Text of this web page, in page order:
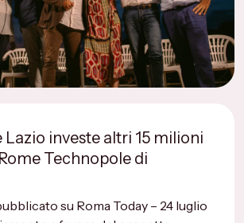
Lazio investe altri 15 milioni
Technopole di
su Roma Today – 24 luglio